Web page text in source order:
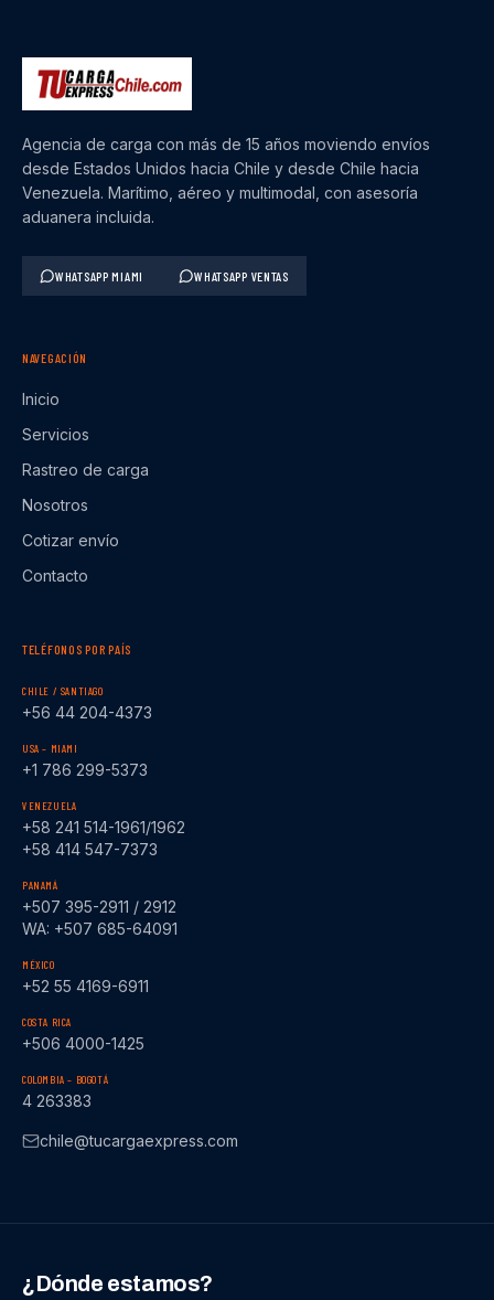
Agencia de carga con más de 15 años moviendo envíos
desde Estados Unidos hacia Chile y desde Chile hacia
Venezuela. Marítimo, aéreo y multimodal, con asesoría
aduanera incluida.
WHATSAPP MIAMI WHATSAPP VENTAS
NAVEGACIÓN
Inicio
Servicios
Rastreo de carga
Nosotros
Cotizar envío
Contacto
TELÉFONOS POR PAÍS
CHILE / SANTIAGO
+56 44 204-4373
USA – MIAMI
+1 786 299-5373
VENEZUELA
+58 241 514-1961/1962
+58 414 547-7373
PANAMÁ
+507 395-2911 / 2912
WA: +507 685-64091
MÉXICO
+52 55 4169-6911
COSTA RICA
+506 4000-1425
COLOMBIA – BOGOTÁ
4 263383
chile@tucargaexpress.com
¿Dónde estamos?